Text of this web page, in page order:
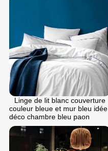
Linge de lit blanc couverture
couleur bleue et mur bleu idée
déco chambre bleu paon